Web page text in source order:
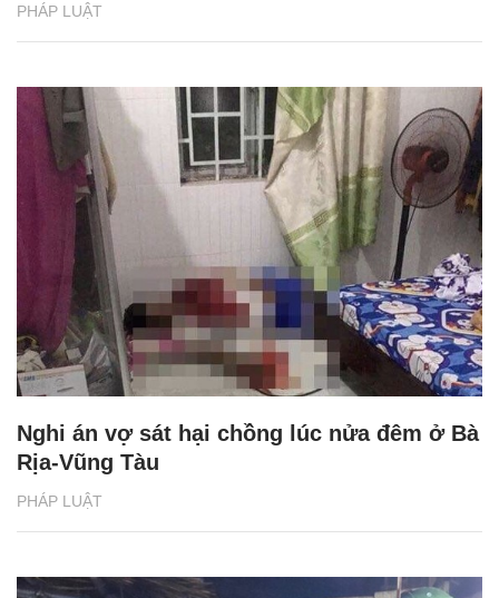
PHÁP LUẬT
PHÁP LUẬT
Nghi án vợ sát hại chồng lúc nửa đêm ở Bà
Rịa-Vũng Tàu